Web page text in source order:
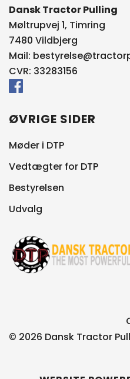
Dansk Tractor Pulling
Møltrupvej 1, Timring
7480 Vildbjerg
Mail:
CVR: 33283156
ØVRIGE SIDER
Møder i DTP
Vedtægter for DTP
Bestyrelsen
Udvalg
© 2026 Dansk Tractor